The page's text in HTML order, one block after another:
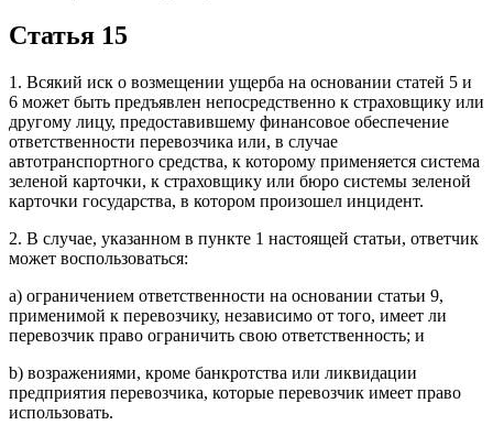
Статья 15
1. Всякий иск о возмещении ущерба на основании статей 5 и
6 может быть предъявлен непосредственно к страховщику или
другому лицу, предоставившему финансовое обеспечение
ответственности перевозчика или, в случае
автотранспортного средства, к которому применяется система
зеленой карточки, к страховщику или бюро системы зеленой
карточки государства, в котором произошел инцидент.
2. В случае, указанном в пункте 1 настоящей статьи, ответчик
может воспользоваться:
a) ограничением ответственности на основании статьи 9,
применимой к перевозчику, независимо от того, имеет ли
перевозчик право ограничить свою ответственность; и
b) возражениями, кроме банкротства или ликвидации
предприятия перевозчика, которые перевозчик имеет право
использовать.